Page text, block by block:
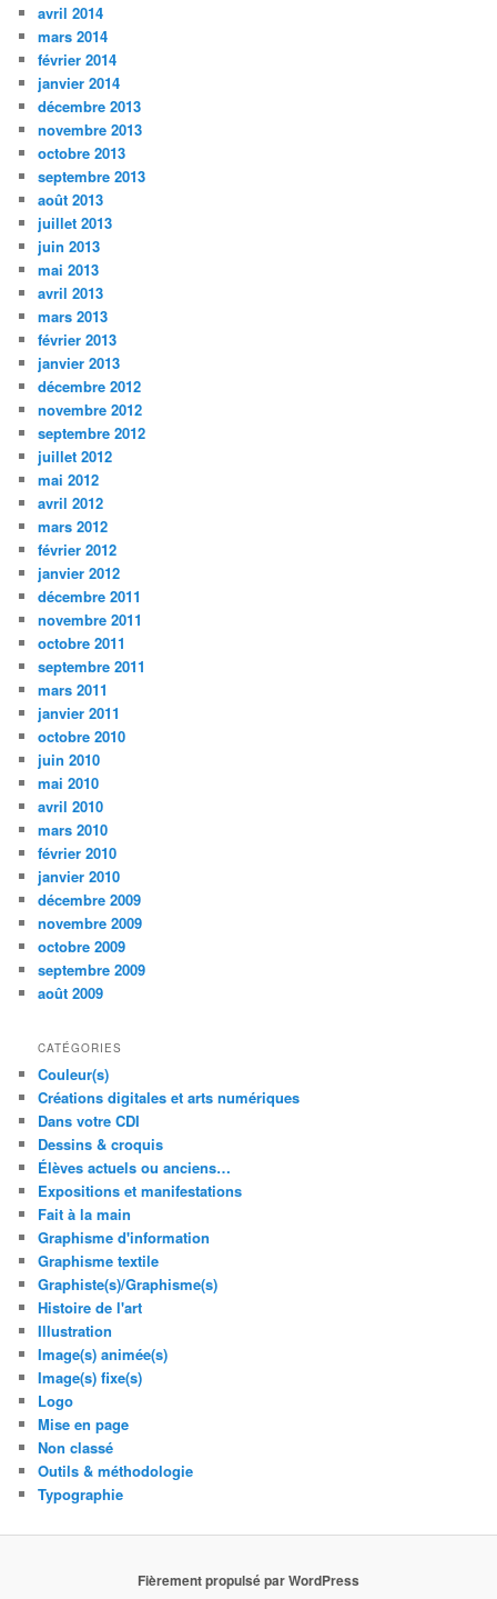
avril 2014
mars 2014
février 2014
janvier 2014
décembre 2013
novembre 2013
octobre 2013
septembre 2013
août 2013
juillet 2013
juin 2013
mai 2013
avril 2013
mars 2013
février 2013
janvier 2013
décembre 2012
novembre 2012
septembre 2012
juillet 2012
mai 2012
avril 2012
mars 2012
février 2012
janvier 2012
décembre 2011
novembre 2011
octobre 2011
septembre 2011
mars 2011
janvier 2011
octobre 2010
juin 2010
mai 2010
avril 2010
mars 2010
février 2010
janvier 2010
décembre 2009
novembre 2009
octobre 2009
septembre 2009
août 2009
CATÉGORIES
Couleur(s)
Créations digitales et arts numériques
Dans votre CDI
Dessins & croquis
Élèves actuels ou anciens…
Expositions et manifestations
Fait à la main
Graphisme d'information
Graphisme textile
Graphiste(s)/Graphisme(s)
Histoire de l'art
Illustration
Image(s) animée(s)
Image(s) fixe(s)
Logo
Mise en page
Non classé
Outils & méthodologie
Typographie
Fièrement propulsé par WordPress